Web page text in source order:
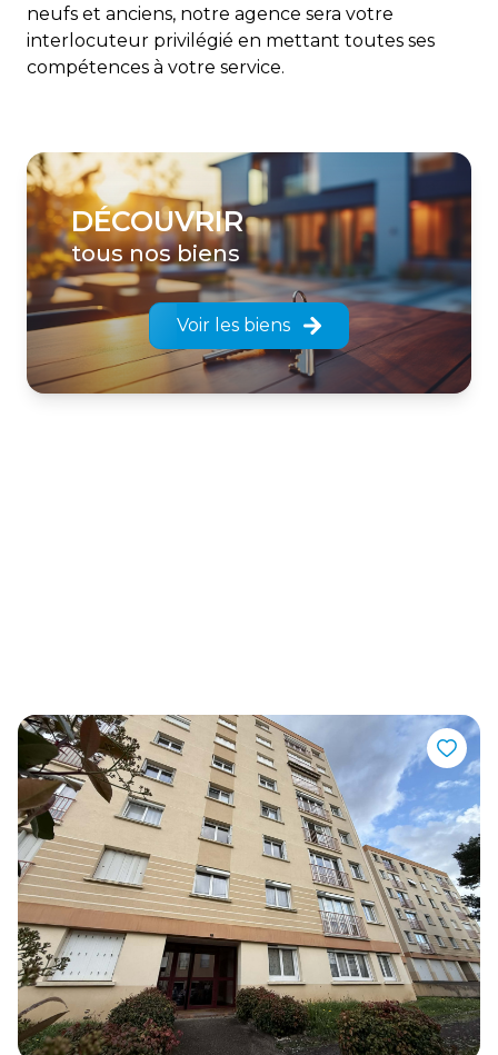
DÉCOUVRIR
tous nos biens
Voir les biens
neufs et anciens, notre agence sera votre
interlocuteur privilégié en mettant toutes ses
compétences à votre service.